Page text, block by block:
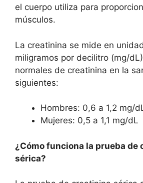
el cuerpo utiliza para
músculos.
La creatinina se mide en
miligramos por decilitro (mg/
normales de creatinina en la
siguientes:
Hombres: 0,6 a 1,2 mg/
Mujeres: 0,5 a 1,1 mg/dL
¿Cómo funciona la prueba de
sérica?